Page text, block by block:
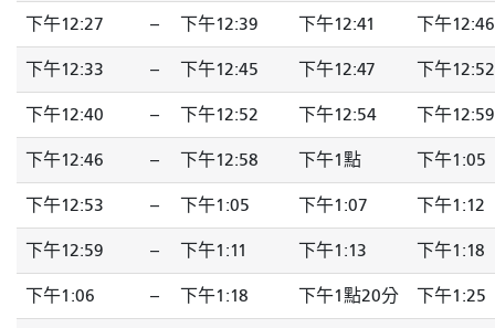
下午12:27 -- 下午12:39 下午12:41 下午12:46
下午12:33 -- 下午12:45 下午12:47 下午12:52
下午12:40 -- 下午12:52 下午12:54 下午12:59
下午12:46 -- 下午12:58 下午1點 下午1:05
下午12:53 -- 下午1:05 下午1:07 下午1:12
下午12:59 -- 下午1:11 下午1:13 下午1:18
下午1:06 -- 下午1:18 下午1點20分 下午1:25